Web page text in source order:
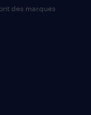
des marques